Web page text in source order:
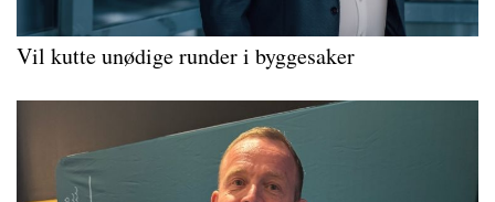
Vil kutte unødige runder i byggesaker